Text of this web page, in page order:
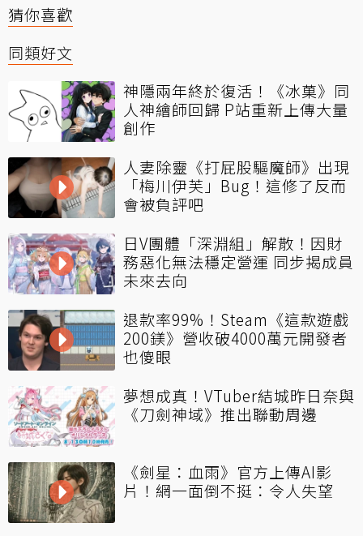
猜你喜歡
同類好文
神隱兩年終於復活！《冰菓》同
人神繪師回歸 P站重新上傳大量
創作
人妻除靈《打屁股驅魔師》出現
「梅川伊芙」Bug！這修了反而
會被負評吧
日V團體「深淵組」解散！因財
務惡化無法穩定營運 同步揭成員
未來去向
退款率99%！Steam《這款遊戲
200鎂》營收破4000萬元開發者
也傻眼
夢想成真！VTuber結城昨日奈與
《刀劍神域》推出聯動周邊
《劍星：血雨》官方上傳AI影
片！網一面倒不挺：令人失望